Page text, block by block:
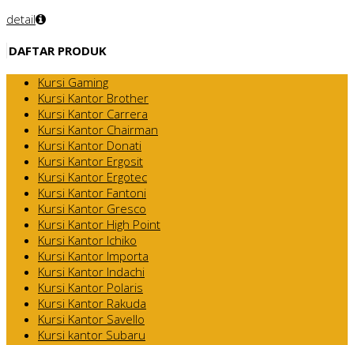
detail
DAFTAR PRODUK
Kursi Gaming
Kursi Kantor Brother
Kursi Kantor Carrera
Kursi Kantor Chairman
Kursi Kantor Donati
Kursi Kantor Ergosit
Kursi Kantor Ergotec
Kursi Kantor Fantoni
Kursi Kantor Gresco
Kursi Kantor High Point
Kursi Kantor Ichiko
Kursi Kantor Importa
Kursi Kantor Indachi
Kursi Kantor Polaris
Kursi Kantor Rakuda
Kursi Kantor Savello
Kursi kantor Subaru